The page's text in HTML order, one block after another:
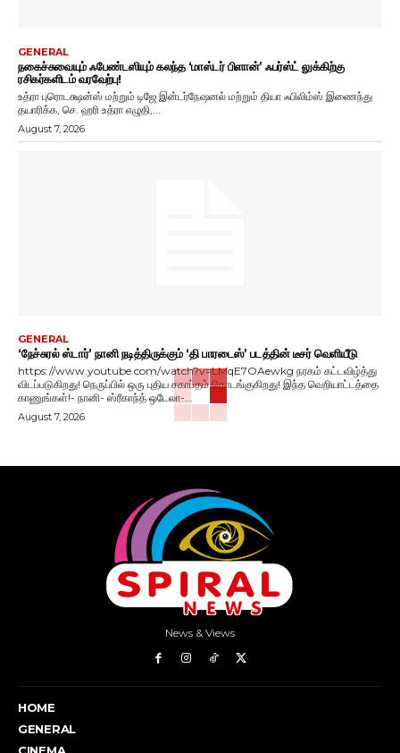
GENERAL
நகைச்சுவையும் ஃபேண்டஸியும் கலந்த ‘மாஸ்டர் பிளான்’ ஃபர்ஸ்ட் லுக்கிற்கு
ரசிகர்களிடம் வரவேற்பு!
உத்ரா புரொடக்ஷன்ஸ் மற்றும் டிஜே இன்டர்நேஷனல் மற்றும் தியா ஃபிலிம்ஸ் இணைந்து
தயாரிக்க, செ. ஹரி உத்ரா எழுதி,...
August 7, 2026
GENERAL
‘நேச்சுரல் ஸ்டார்’ நானி நடித்திருக்கும் ‘தி பாரடைஸ்’ படத்தின் டீசர் வெளியீடு
https://www.youtube.com/watch?v=LMqE7OAewkg நரகம் கட்டவிழ்த்து
விடப்படுகிறது! நெருப்பில் ஒரு புதிய சகாப்தம் தொடங்குகிறது! இந்த வெறியாட்டத்தை
காணுங்கள்!- நானி- ஸ்ரீகாந்த் ஒடேலா-...
August 7, 2026
News & Views
HOME
GENERAL